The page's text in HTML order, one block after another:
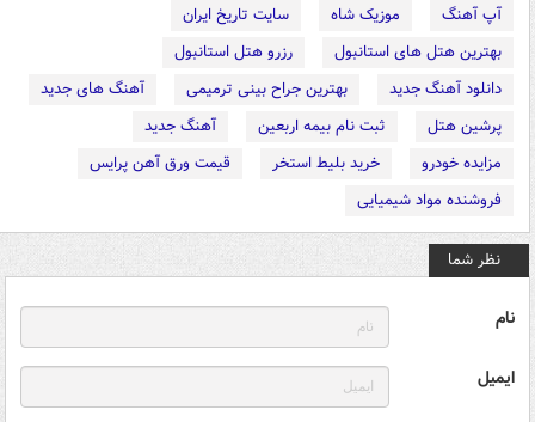
آپ آهنگ موزیک شاه
سایت تاریخ ایران
بهترین هتل های استانبول
رزرو هتل استانبول
دانلود آهنگ جدید
بهترین جراح بینی ترمیمی
آهنگ های جدید
پرشین هتل
ثبت نام بیمه اربعین
آهنگ جدید
مزایده خودرو
خرید بلیط استخر
قیمت ورق آهن پرایس
فروشنده مواد شیمیایی
نظر شما
نام
ایمیل